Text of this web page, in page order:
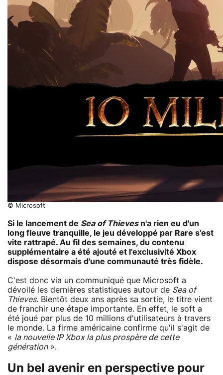
© Microsoft
Si le lancement de Sea of Thievesn'a rien eu d'un
long fleuve tranquille, le jeu développé par Rare s'est
vite rattrapé. Au fil des semaines, du contenu
supplémentaire a été ajouté et l'exclusivité Xbox
dispose désormais d'une communauté très fidèle.
C'est donc via un communiqué que Microsoft a
dévoilé les dernières statistiques autour de Sea of
Thieves. Bientôt deux ans après sa sortie, le titre vient
de franchir une étape importante. En effet, le soft a
été joué par plus de 10 millions d'utilisateurs à travers
le monde. La firme américaine confirme qu'il s'agit de
« la nouvelle IP Xbox la plus prospère de cette
génération».
Un bel avenir en perspective pour